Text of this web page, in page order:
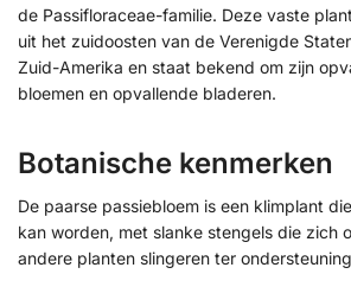
de Passifloraceae-familie. Deze vaste
uit het zuidoosten van de Verenigde
Zuid-Amerika en staat bekend om zijn
bloemen en opvallende bladeren.
Botanische kenmerken
De paarse passiebloem is een klimplant
kan worden, met slanke stengels die zich
andere planten slingeren ter